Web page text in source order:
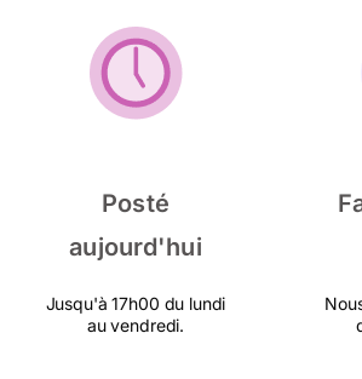
Posté
aujourd'hui
Jusqu'à 17h00 du lundi
au vendredi.